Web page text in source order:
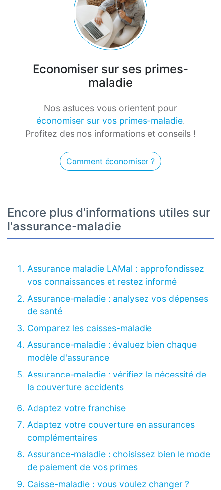
Economiser sur ses primes-
maladie
Nos astuces vous orientent pour
économiser sur vos primes-maladie.
Profitez des nos informations et conseils !
Comment économiser ?
Encore plus d'informations utiles sur
l'assurance-maladie
Assurance maladie LAMal : approfondissez
vos connaissances et restez informé
Assurance-maladie : analysez vos dépenses
de santé
Comparez les caisses-maladie
Assurance-maladie : évaluez bien chaque
modèle d'assurance
Assurance-maladie : vérifiez la nécessité de
la couverture accidents
Adaptez votre franchise
Adaptez votre couverture en assurances
complémentaires
Assurance-maladie : choisissez bien le mode
de paiement de vos primes
Caisse-maladie : vous voulez changer ?